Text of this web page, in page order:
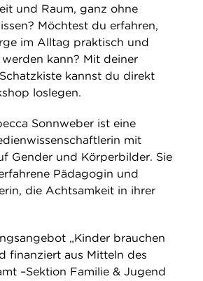
und Raum, ganz ohne
Möchtest du erfahren,
im Alltag praktisch und
kann? Mit deiner
kannst du direkt
loslegen.
Sonnweber ist eine
mit
Gender und Körperbilder. Sie
Pädagogin und
die Achtsamkeit in ihrer
„Kinder brauchen
finanziert aus Mitteln des
–Sektion Familie & Jugend